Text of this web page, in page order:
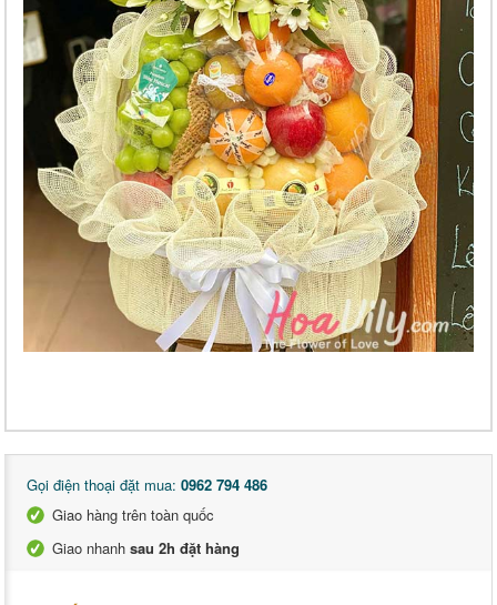
Gọi điện thoại đặt mua: 0962 794 486
Giao hàng trên toàn quốc
Giao nhanh sau 2h đặt hàng